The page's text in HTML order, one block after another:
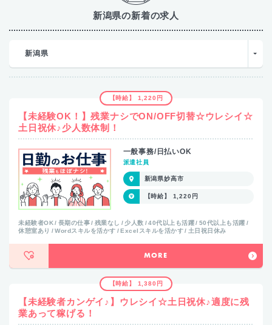
新潟県の新着の求人
新潟県
【時給】 1,220円
【未経験OK！】残業ナシでON/OFF切替☆ウレシイ☆
土日祝休♪少人数体制！
一般事務/日払いOK
派遣社員
新潟県妙高市
【時給】 1,220円
未経験者OK 長期の仕事 残業なし 少人数 40代以上も活躍
50代以上も活躍
休憩室あり
Wordスキルを活かす Excelスキルを活かす 土日祝日休み
MORE
【時給】 1,380円
【未経験者カンゲイ♪】ウレシイ☆土日祝休♪適度に残
業あって稼げる！